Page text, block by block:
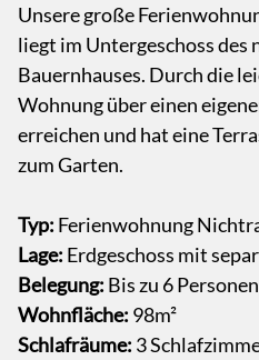
Unsere große
liegt im Untergeschoss des
Bauernhauses. Durch die
Wohnung über einen
erreichen und hat eine
zum Garten.
Typ: Ferienwohnung
Lage: Erdgeschoss mit
Belegung: Bis zu 6 Personen
Wohnfläche: 98m²
Schlafräume: 3